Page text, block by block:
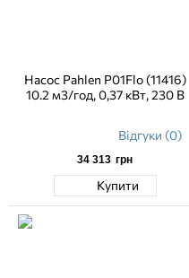
Насос Pahlen P01Flo (11416)
10.2 м3/год, 0,37 кВт, 230 В
Відгуки (0)
34 313 грн
Купити